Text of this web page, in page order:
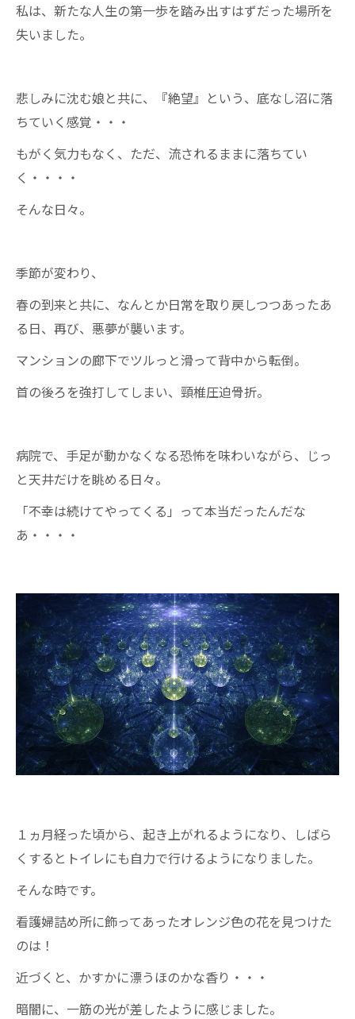
私は、新たな人生の第一歩を踏み出すはずだった場所を
失いました。
悲しみに沈む娘と共に、『絶望』という、底なし沼に落
ちていく感覚・・・
もがく気力もなく、ただ、流されるままに落ちてい
く・・・・
そんな日々。
季節が変わり、
春の到来と共に、なんとか日常を取り戻しつつあったあ
る日、再び、悪夢が襲います。
マンションの廊下でツルっと滑って背中から転倒。
首の後ろを強打してしまい、頸椎圧迫骨折。
病院で、手足が動かなくなる恐怖を味わいながら、じっ
と天井だけを眺める日々。
「不幸は続けてやってくる」って本当だったんだな
あ・・・・
１ヵ月経った頃から、起き上がれるようになり、しばら
くするとトイレにも自力で行けるようになりました。
そんな時です。
看護婦詰め所に飾ってあったオレンジ色の花を見つけた
のは！
近づくと、かすかに漂うほのかな香り・・・
暗闇に、一筋の光が差したように感じました。